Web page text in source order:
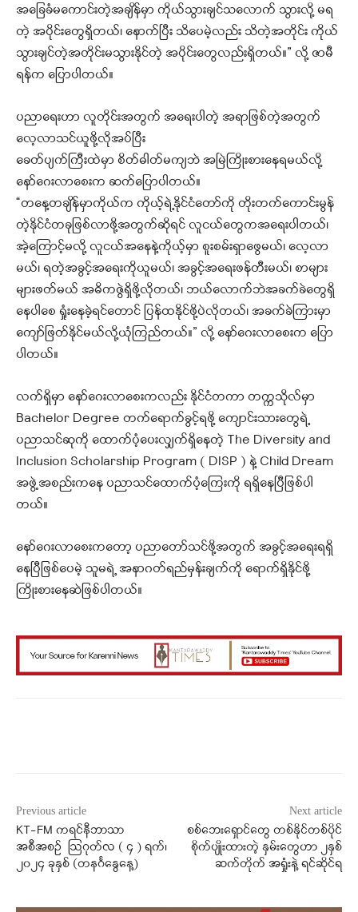
အခြေခံမကောင်းတဲ့အချိန်မှာ ကိုယ်သွားချင်သလောက် သွားလို့ မရ
တဲ့ အပိုင်းတွေရှိတယ်၊ နောက်ပြီး သိပေမဲ့လည်း သိတဲ့အတိုင်း ကိုယ်
သွားချင်တဲ့အတိုင်းမသွားနိုင်တဲ့ အပိုင်းတွေလည်းရှိတယ်။” လို့ ဇာမီ
ရန်က ပြောပါတယ်။
ပညာရေးဟာ လူတိုင်းအတွက် အရေးပါတဲ့ အရာဖြစ်တဲ့အတွက်
လေ့လာသင်ယူဖို့လိုအပ်ပြီး
ခေတ်ပျက်ကြီးထဲမှာ စိတ်ဓါတ်မကျဘဲ အမြဲကြိုးစားနေရမယ်လို့
နော်ဂေးလာစေးက ဆက်ပြောပါတယ်။
“တနေ့တချိန်မှာကိုယ်က ကိုယ့်ရဲ့နိုင်ငံတော်ကို တိုးတက်ကောင်းမွန်
တဲ့နိုင်ငံတခုဖြစ်လာဖို့အတွက်ဆိုရင် လူငယ်တွေကအရေးပါတယ်၊
အဲ့ကြောင့်မလို့ လူငယ်အနေနဲ့ကိုယ့်မှာ စူးစမ်းရှာဖွေမယ်၊ လေ့လာ
မယ်၊ ရတဲ့အခွင့်အရေးကိုယူမယ်၊ အခွင့်အရေးဖန်တီးမယ်၊ စာများ
များဖတ်မယ် အဓိကဇွဲရှိဖို့လိုတယ်၊ ဘယ်လောက်ဘဲအခက်ခဲတွေရှိ
နေပါစေ ရှုံးနေခဲ့ရင်တောင် ပြန်ထနိုင်ဖို့ပဲလိုတယ်၊ အခက်ခဲကြားမှာ
ကျော်ဖြတ်နိုင်မယ်လို့ယုံကြည်တယ်။” လို့ နော်‌ဂေးလာစေးက ပြော
ပါတယ်။
လက်ရှိမှာ နော်ဂေးလာစေးကလည်း နိုင်ငံတကာ တက္ကသိုလ်မှာ
Bachelor Degree တက်ရောက်ခွင့်ရဖို့ ကျောင်းသားတွေရဲ့
ပညာသင်ဆုကို ထောက်ပံ့ပေးလျှက်ရှိနေတဲ့ The Diversity and
Inclusion Scholarship Program ( DISP ) နဲ့ Child Dream
အဖွဲ့အစည်းကနေ ပညာသင်ထောက်ပံ့ကြေးကို ရရှိနေပြီဖြစ်ပါ
တယ်။
နော်ဂေးလာစေးကတော့ ပညာတော်သင်ဖို့အတွက် အခွင့်အရေးရရှိ
နေပြီဖြစ်ပေမဲ့ သူမရဲ့ အနာဂတ်ရည်မှန်းချက်ကို ရောက်ရှိနိုင်ဖို့
ကြိုးစားနေဆဲဖြစ်ပါတယ်။
Previous article
KT-FM ကရင်နီဘာသာ
အစီအစဉ် ဩဂုတ်လ ( ၄ ) ရက်၊
၂၀၂၄ ခုနှစ် (တနင်္ဂနွေနေ့)
Next article
စစ်ဘေးရှောင်တွေ တစ်နိုင်တစ်ပိုင်
စိုက်ပျိုးထားတဲ့ နှမ်းတွေဟာ ၂နှစ်
ဆက်တိုက် အရှုံးနဲ့ ရင်ဆိုင်ရ